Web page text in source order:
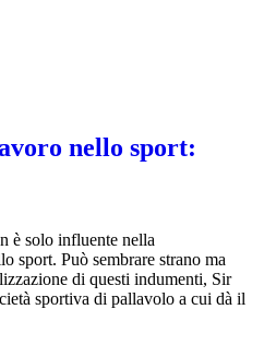
nello sport:
è solo influente nella
sport. Può sembrare strano ma
di questi indumenti, Sir
sportiva di pallavolo a cui dà il